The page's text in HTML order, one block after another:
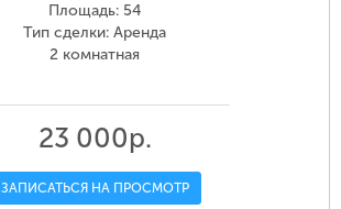
Площадь: 54
Тип сделки: Аренда
2 комнатная
23 000р.
ЗАПИСАТЬСЯ НА ПРОСМОТР